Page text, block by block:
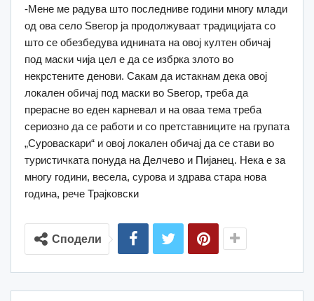
-Мене ме радува што последниве години многу млади
од ова село Ѕвегор ја продолжуваат традицијата со
што се обезбедува иднината на овој култен обичај
под маски чија цел е да се избрка злото во
некрстените денови. Сакам да истакнам дека овој
локален обичај под маски во Ѕвегор, треба да
прерасне во еден карневал и на оваа тема треба
сериозно да се работи и со претставниците на групата
„Суроваскари“ и овој локален обичај да се стави во
туристичката понуда на Делчево и Пијанец. Нека е за
многу години, весела, сурова и здрава стара нова
година, рече Трајковски
Сподели